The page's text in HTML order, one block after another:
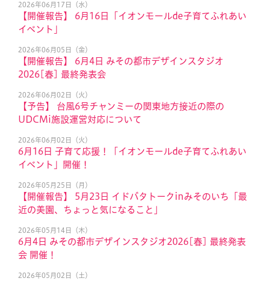
2026年06月17日（水）
【開催報告】 6月16日「イオンモールde子育てふれあい
イベント」
2026年06月05日（金）
【開催報告】 6月4日 みその都市デザインスタジオ
2026[春] 最終発表会
2026年06月02日（火）
【予告】 台風6号チャンミーの関東地方接近の際の
UDCMi施設運営対応について
2026年06月02日（火）
6月16日 子育て応援！「イオンモールde子育てふれあい
イベント」開催！
2026年05月25日（月）
【開催報告】 5月23日 イドバタトークinみそのいち「最
近の美園、ちょっと気になること」
2026年05月14日（木）
6月4日 みその都市デザインスタジオ2026[春] 最終発表
会 開催！
2026年05月02日（土）